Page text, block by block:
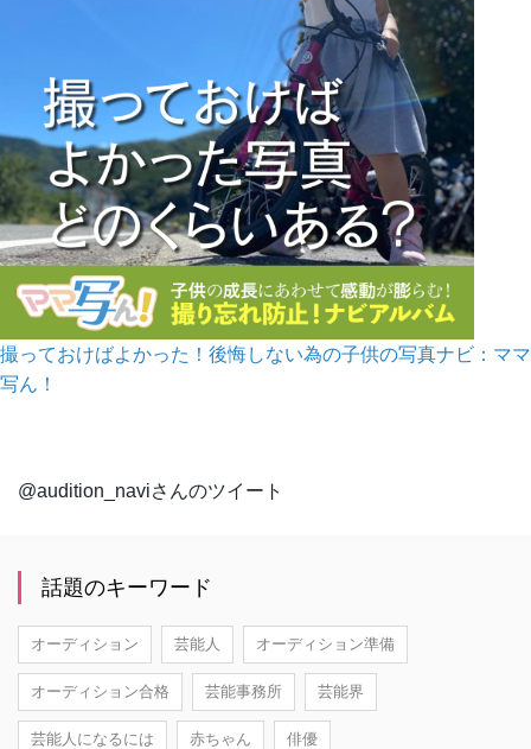
撮っておけばよかった！後悔しない為の子供の写真ナビ：ママ
写ん！
@audition_naviさんのツイート
話題のキーワード
オーディション 芸能人 オーディション準備
オーディション合格 芸能事務所 芸能界
芸能人になるには 赤ちゃん 俳優